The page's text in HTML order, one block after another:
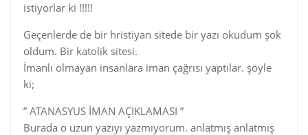
istiyorlar ki !!!!!
Geçenlerde de bir hristiyan sitede bir yazı okudum şok
oldum. Bir katolik sitesi.
İmanlı olmayan insanlara iman çağrısı yaptılar. şöyle
ki;
” ATANASYUS İMAN AÇIKLAMASI ”
Burada o uzun yazıyı yazmıyorum. anlatmış anlatmış